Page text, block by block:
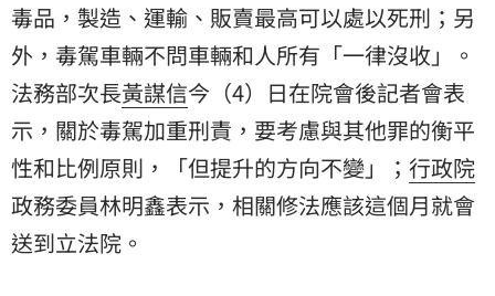
毒品，製造、運輸、販賣最高可以處以死刑；另
外，毒駕車輛不問車輛和人所有「一律沒收」。
法務部次長黃謀信今（4）日在院會後記者會表
示，關於毒駕加重刑責，要考慮與其他罪的衡平
性和比例原則，「但提升的方向不變」； 行政院
政務委員林明鑫表示，相關修法應該這個月就會
送到立法院。